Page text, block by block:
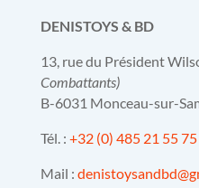
DENISTOYS & BD
13, rue du Président
Combattants)
B-6031 Monceau-sur-
Tél. : +32 (0) 485 21 55 75
Mail :